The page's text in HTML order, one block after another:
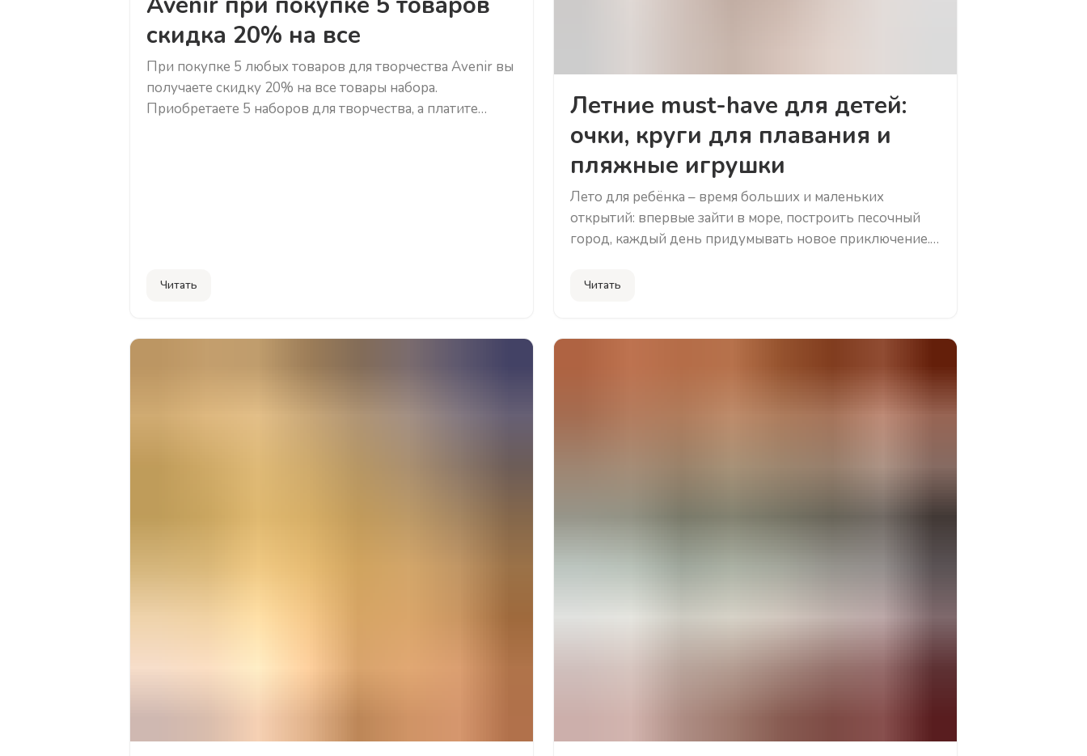
скидка 20% на все
При покупке 5 любых товаров для творчества Avenir вы
получаете скидку 20% на все товары набора.
Приобретаете 5 наборов для творчества, а платите
Читать
Летние must-have для детей:
очки, круги для плавания и
пляжные игрушки
Лето для ребёнка – время больших и маленьких
открытий: впервые зайти в море, построить песочный
город, каждый день придумывать новое приключение.
мешая любопытству. В этом помогут продуманные
игры. В статье расскажем, как выбрать солнцезащ
Читать